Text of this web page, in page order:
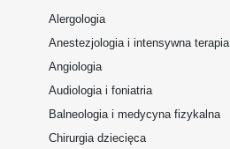
Alergologia
Anestezjologia i intensywna terapia
Angiologia
Audiologia i foniatria
Balneologia i medycyna fizykalna
Chirurgia dziecięca